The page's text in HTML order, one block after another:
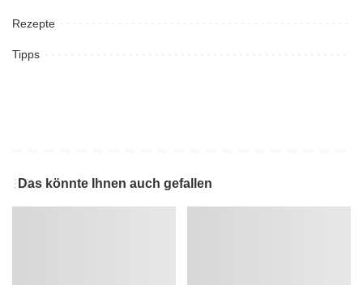
Rezepte
Tipps
Das könnte Ihnen auch gefallen